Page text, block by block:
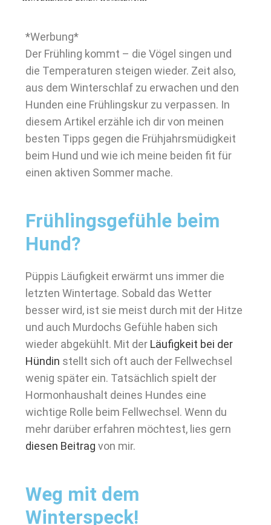
*Werbung*
Der Frühling kommt – die Vögel singen und
die Temperaturen steigen wieder. Zeit also,
aus dem Winterschlaf zu erwachen und den
Hunden eine Frühlingskur zu verpassen. In
diesem Artikel erzähle ich dir von meinen
besten Tipps gegen die Frühjahrsmüdigkeit
beim Hund und wie ich meine beiden fit für
einen aktiven Sommer mache.
Frühlingsgefühle beim
Hund?
Püppis Läufigkeit erwärmt uns immer die
letzten Wintertage. Sobald das Wetter
besser wird, ist sie meist durch mit der Hitze
und auch Murdochs Gefühle haben sich
wieder abgekühlt. Mit der Läufigkeit bei der
Hündin stellt sich oft auch der Fellwechsel
wenig später ein. Tatsächlich spielt der
Hormonhaushalt deines Hundes eine
wichtige Rolle beim Fellwechsel. Wenn du
mehr darüber erfahren möchtest, lies gern
diesen Beitrag von mir.
Weg mit dem
Winterspeck!